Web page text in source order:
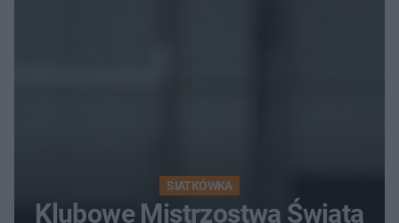
SIATKÓWKA
Klubowe Mistrzostwa Świata